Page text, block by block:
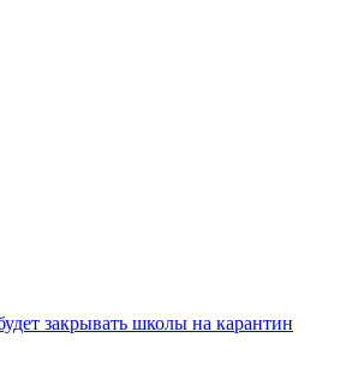
закрывать школы на карантин